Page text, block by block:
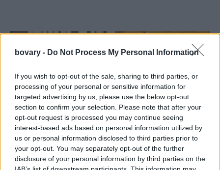
bovary - Do Not Process My Personal Information
If you wish to opt-out of the sale, sharing to third parties, or
processing of your personal or sensitive information for
targeted advertising by us, please use the below opt-out
section to confirm your selection. Please note that after your
opt-out request is processed you may continue seeing
interest-based ads based on personal information utilized by
us or personal information disclosed to third parties prior to
your opt-out. You may separately opt-out of the further
disclosure of your personal information by third parties on the